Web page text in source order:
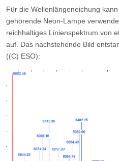
Für die Wellenlängeneichung
gehörende Neon-Lampe
reichhaltiges Linienspektrum von
auf. Das nachstehende Bild
((C) ESO):